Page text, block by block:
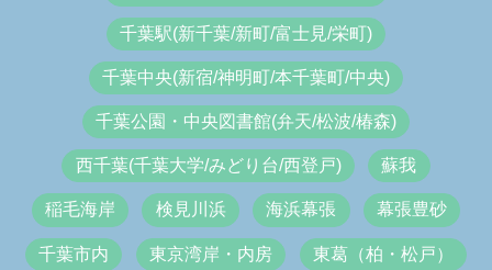
千葉駅(新千葉/新町/富士見/栄町)
千葉中央(新宿/神明町/本千葉町/中央)
千葉公園・中央図書館(弁天/松波/椿森)
西千葉(千葉大学/みどり台/西登戸) 蘇我
稲毛海岸 検見川浜 海浜幕張 幕張豊砂
千葉市内 東京湾岸・内房 東葛（柏・松戸）